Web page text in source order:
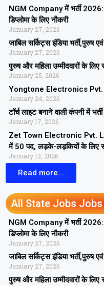
NGM Company में भर्ती
डिप्लोमा के लिए नौकरी
January 27, 2026
जाबिल सर्किट्स इंडिया भर्ती,पुरुष
January 27, 2026
पुरुष और महिला उम्मीदवारों के लिए
January 25, 2026
Yongtone Electronics Pvt.
January 24, 2026
टॉर्च लाइट बनाने वाली कंपनी में
January 17, 2026
Zet Town Electronic Pvt. Ltd.
में 50 पद, लड़के-लड़कियों के लिए
January 13, 2026
Read more...
All State Jobs Jobs
NGM Company में भर्ती
डिप्लोमा के लिए नौकरी
January 27, 2026
जाबिल सर्किट्स इंडिया भर्ती,पुरुष
January 27, 2026
पुरुष और महिला उम्मीदवारों के लिए